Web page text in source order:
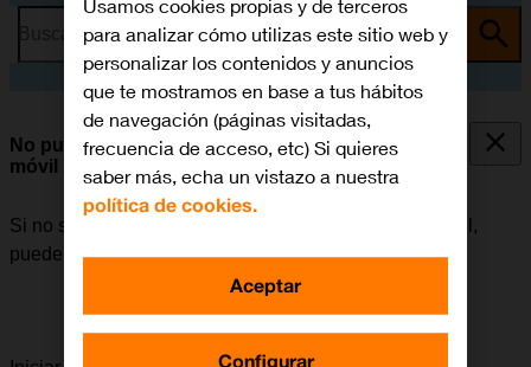
Busca por problema o tema
No puedo utilizar la conexión de internet de mi
móvil
Si no se puede utilizar la conexión de internet del móvil,
puede haber varias causas posibles al problema.
Usamos cookies propias y de terceros
para analizar cómo utilizas este sitio web y
personalizar los contenidos y anuncios
que te mostramos en base a tus hábitos
de navegación (páginas visitadas,
frecuencia de acceso, etc) Si quieres
saber más, echa un vistazo a nuestra
política de cookies.
Configurar
Aceptar